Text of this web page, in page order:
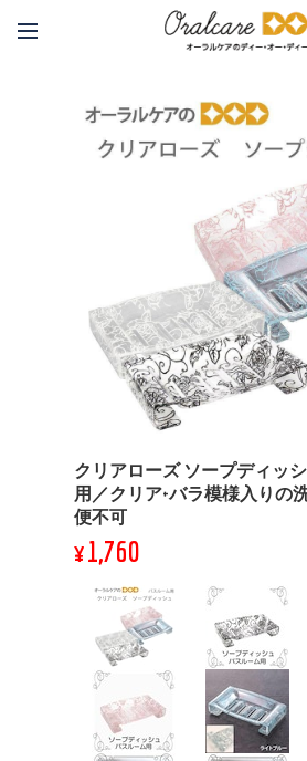
クリアローズ ソープディッ
用／クリア+バラ模様入りの
便不可
¥1,760